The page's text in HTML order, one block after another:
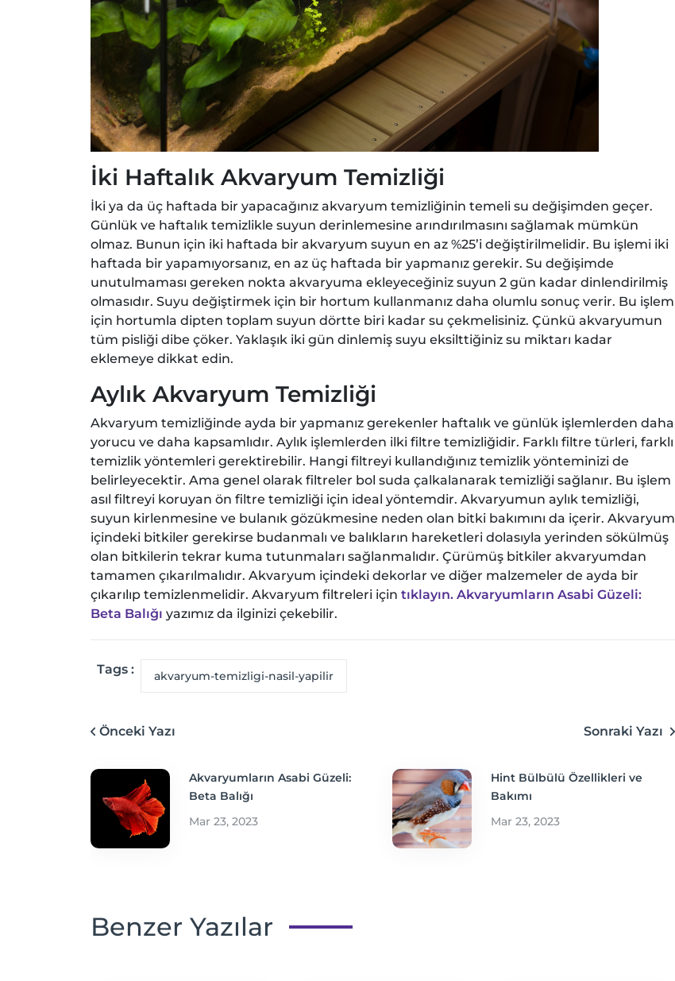
İki Haftalık Akvaryum Temizliği
İki ya da üç haftada bir yapacağınız akvaryum temizliğinin temeli su değişimden geçer.
Günlük ve haftalık temizlikle suyun derinlemesine arındırılmasını sağlamak mümkün
olmaz. Bunun için iki haftada bir akvaryum suyun en az %25’i değiştirilmelidir. Bu işlemi iki
haftada bir yapamıyorsanız, en az üç haftada bir yapmanız gerekir. Su değişimde
unutulmaması gereken nokta akvaryuma ekleyeceğiniz suyun 2 gün kadar dinlendirilmiş
olmasıdır. Suyu değiştirmek için bir hortum kullanmanız daha olumlu sonuç verir. Bu işlem
için hortumla dipten toplam suyun dörtte biri kadar su çekmelisiniz. Çünkü akvaryumun
tüm pisliği dibe çöker. Yaklaşık iki gün dinlemiş suyu eksilttiğiniz su miktarı kadar
eklemeye dikkat edin.
Aylık Akvaryum Temizliği
Akvaryum temizliğinde ayda bir yapmanız gerekenler haftalık ve günlük işlemlerden daha
yorucu ve daha kapsamlıdır. Aylık işlemlerden ilki filtre temizliğidir. Farklı filtre türleri, farklı
temizlik yöntemleri gerektirebilir. Hangi filtreyi kullandığınız temizlik yönteminizi de
belirleyecektir. Ama genel olarak filtreler bol suda çalkalanarak temizliği sağlanır. Bu işlem
asıl filtreyi koruyan ön filtre temizliği için ideal yöntemdir. Akvaryumun aylık temizliği,
suyun kirlenmesine ve bulanık gözükmesine neden olan bitki bakımını da içerir. Akvaryum
içindeki bitkiler gerekirse budanmalı ve balıkların hareketleri dolasıyla yerinden sökülmüş
olan bitkilerin tekrar kuma tutunmaları sağlanmalıdır. Çürümüş bitkiler akvaryumdan
tamamen çıkarılmalıdır. Akvaryum içindeki dekorlar ve diğer malzemeler de ayda bir
çıkarılıp temizlenmelidir. Akvaryum filtreleri için tıklayın. Akvaryumların Asabi Güzeli:
Beta Balığı yazımız da ilginizi çekebilir.
Tags : akvaryum-temizligi-nasil-yapilir
Önceki Yazı Sonraki Yazı
Akvaryumların Asabi Güzeli:
Beta Balığı
Mar 23, 2023
Hint Bülbülü Özellikleri ve
Bakımı
Mar 23, 2023
Benzer Yazılar